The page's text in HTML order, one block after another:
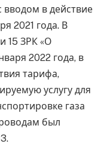
вводом в действие
2021 года. В
15 ЗРК «О
2022 года, в
тарифа,
услугу для
газа
был